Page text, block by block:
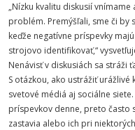
„Nízku kvalitu diskusií
problém. Premýšľali, sme či by
keďže negatívne príspevky
strojovo identifikovať,“
Nenávisť v diskusiách sa stráži
S otázkou, ako ustrážiť
svetové médiá aj sociálne
príspevkov denne, preto často
zastavia alebo ich pri